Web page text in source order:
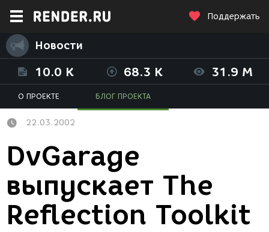
Поддержать
Новости
10.0 K 68.3 K 31.9 M
О ПРОЕКТЕ БЛОГ ПРОЕКТА
22.03.2002
DvGarage
выпускает The
Reflection Toolkit